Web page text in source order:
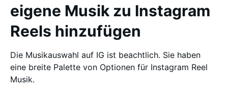
eigene Musik zu Instagram
Reels hinzufügen
Die Musikauswahl auf IG ist beachtlich. Sie haben
eine breite Palette von Optionen für Instagram Reel
Musik.